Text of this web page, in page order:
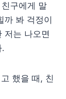
구에게 말
까 봐 걱정이
저는 나오면
.
했을 때, 친